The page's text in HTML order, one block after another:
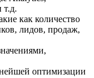
т.д.
как количество
лидов, продаж,
оптимизации